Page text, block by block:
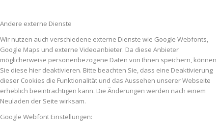
Andere externe Dienste
Wir nutzen auch verschiedene externe Dienste wie Google Webfonts,
Google Maps und externe Videoanbieter. Da diese Anbieter
möglicherweise personenbezogene Daten von Ihnen speichern, können
Sie diese hier deaktivieren. Bitte beachten Sie, dass eine Deaktivierung
dieser Cookies die Funktionalität und das Aussehen unserer Webseite
erheblich beeinträchtigen kann. Die Änderungen werden nach einem
Neuladen der Seite wirksam.
Google Webfont Einstellungen: